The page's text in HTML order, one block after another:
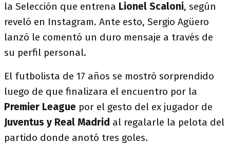
la Selección que entrena Lionel Scaloni, según
reveló en Instagram. Ante esto, Sergio Agüero
lanzó le comentó un duro mensaje a través de
su perfil personal.
El futbolista de 17 años se mostró sorprendido
luego de que finalizara el encuentro por la
Premier League por el gesto del ex jugador de
Juventus y Real Madrid al regalarle la pelota del
partido donde anotó tres goles.